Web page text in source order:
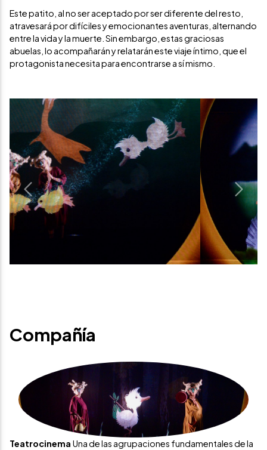
Este patito, al no ser aceptado por ser diferente del resto,
atravesará por difíciles y emocionantes aventuras, alternando
entre la vida y la muerte. Sin embargo, estas graciosas
abuelas, lo acompañarán y relatarán este viaje íntimo, que el
protagonista necesita para encontrarse a sí mismo.
Previous Next
Compañía
Teatrocinema Una de las agrupaciones fundamentales de la